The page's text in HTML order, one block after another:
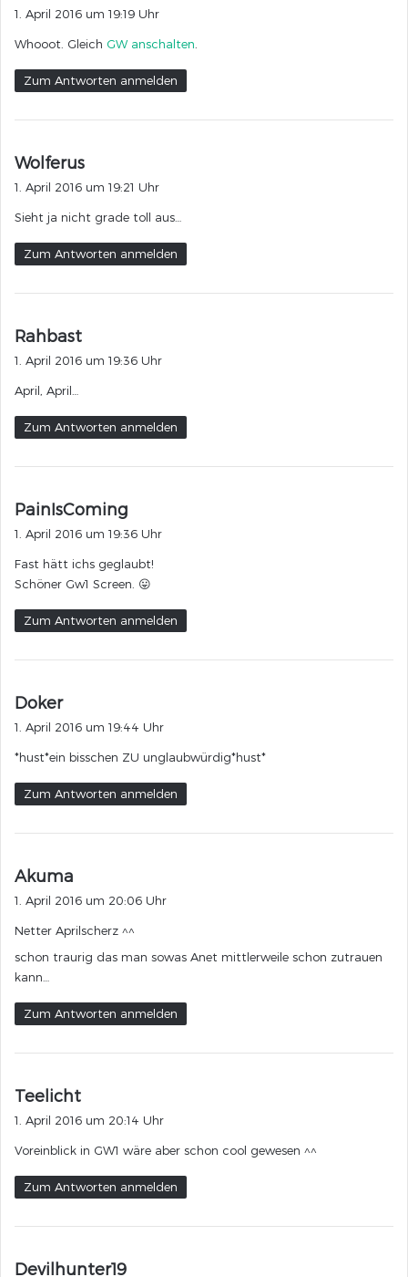
t
:
1. April 2016 um 19:19 Uhr
Whooot. Gleich GW anschalten.
Zum Antworten anmelden
Wolferus
t
:
1. April 2016 um 19:21 Uhr
Sieht ja nicht grade toll aus…
Zum Antworten anmelden
Rahbast
:
1. April 2016 um 19:36 Uhr
April, April…
Zum Antworten anmelden
PainIsComing
t
:
1. April 2016 um 19:36 Uhr
Fast hätt ichs geglaubt!
Schöner Gw1 Screen. 😛
Zum Antworten anmelden
Dokers
t
:
1. April 2016 um 19:44 Uhr
*hust*ein bisschen ZU unglaubwürdig*hust*
Zum Antworten anmelden
Akuma
t
:
1. April 2016 um 20:06 Uhr
Netter Aprilscherz ^^
schon traurig das man sowas Anet mittlerweile schon zutrauen
kann…
Zum Antworten anmelden
Teelicht
t
:
1. April 2016 um 20:14 Uhr
Voreinblick in GW1 wäre aber schon cool gewesen ^^
Zum Antworten anmelden
Devilhunter19